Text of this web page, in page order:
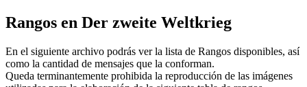
Rangos en Der zweite Weltkrieg
En el siguiente archivo podrás ver la lista de Rangos disponibles, así
como la cantidad de mensajes que la conforman.
Queda terminantemente prohibida la reproducción de las imágenes